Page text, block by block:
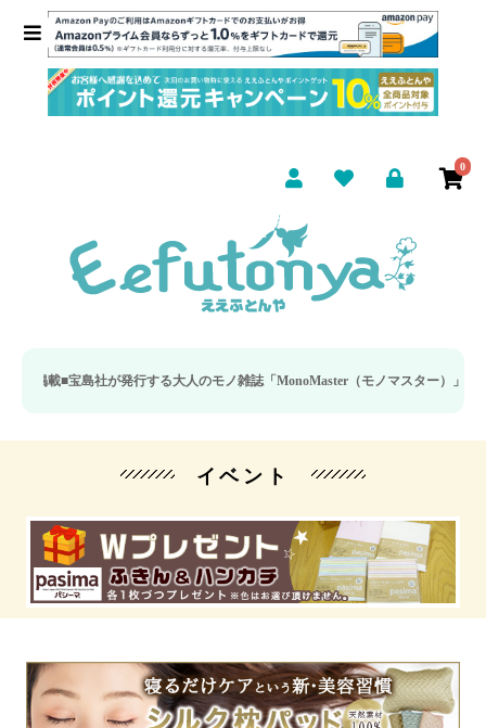
0
宝島社が発行する大人のモノ雑誌「MonoMaster（モノマスター）」の疲労回
イベント